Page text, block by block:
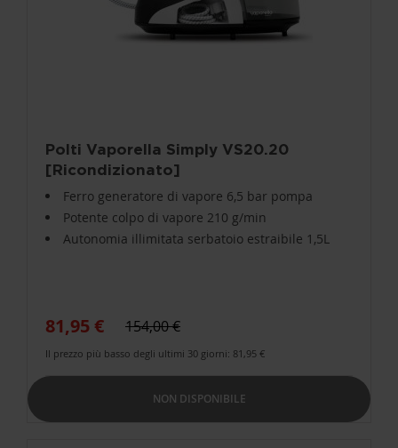
Polti Vaporella Simply VS20.20
[Ricondizionato]
Ferro generatore di vapore 6,5 bar pompa
Potente colpo di vapore 210 g/min
Autonomia illimitata serbatoio estraibile 1,5L
81,95 € 154,00 €
Il prezzo più basso degli ultimi 30 giorni: 81,95 €
NON DISPONIBILE